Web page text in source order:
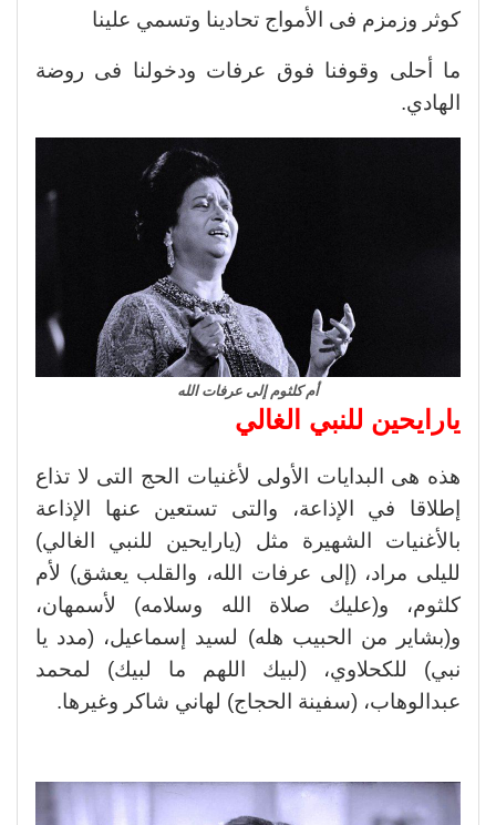
كوثر وزمزم فى الأمواج تحادينا وتسمي علينا
ما أحلى وقوفنا فوق عرفات ودخولنا فى روضة
الهادي.
أم كلثوم إلى عرفات الله
يارايحين للنبي الغالي
هذه هى البدايات الأولى لأغنيات الحج التى لا تذاع
إطلاقا في الإذاعة، والتى تستعين عنها الإذاعة
بالأغنيات الشهيرة مثل (يارايحين للنبي الغالي)
لليلى مراد، (إلى عرفات الله، والقلب يعشق) لأم
كلثوم، و(عليك صلاة الله وسلامه) لأسمهان،
و(بشاير من الحبيب هله) لسيد إسماعيل، (مدد يا
نبي) للكحلاوي، (لبيك اللهم ما لبيك) لمحمد
عبدالوهاب، (سفينة الحجاج) لهاني شاكر وغيرها.